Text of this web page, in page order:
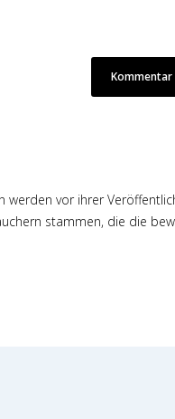
werden vor ihrer
stammen, die die